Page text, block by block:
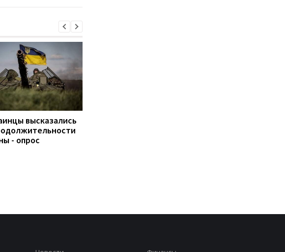
высказались
- опрос